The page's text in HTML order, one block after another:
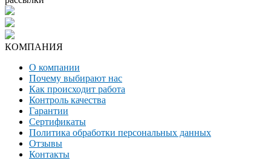
КОМПАНИЯ
О компании
Почему выбирают нас
Как происходит работа
Контроль качества
Гарантии
Сертификаты
Политика обработки персональных данных
Отзывы
Контакты